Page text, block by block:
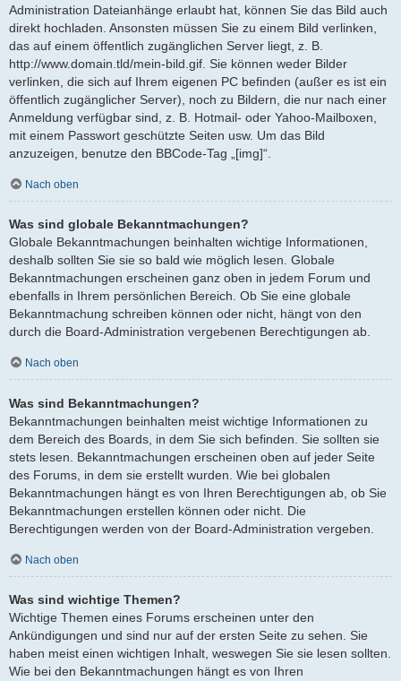
Administration Dateianhänge erlaubt hat, können Sie das Bild auch
direkt hochladen. Ansonsten müssen Sie zu einem Bild verlinken,
das auf einem öffentlich zugänglichen Server liegt, z. B.
http://www.domain.tld/mein-bild.gif. Sie können weder Bilder
verlinken, die sich auf Ihrem eigenen PC befinden (außer es ist ein
öffentlich zugänglicher Server), noch zu Bildern, die nur nach einer
Anmeldung verfügbar sind, z. B. Hotmail- oder Yahoo-Mailboxen,
mit einem Passwort geschützte Seiten usw. Um das Bild
anzuzeigen, benutze den BBCode-Tag „[img]“.
Nach oben
Was sind globale Bekanntmachungen?
Globale Bekanntmachungen beinhalten wichtige Informationen,
deshalb sollten Sie sie so bald wie möglich lesen. Globale
Bekanntmachungen erscheinen ganz oben in jedem Forum und
ebenfalls in Ihrem persönlichen Bereich. Ob Sie eine globale
Bekanntmachung schreiben können oder nicht, hängt von den
durch die Board-Administration vergebenen Berechtigungen ab.
Nach oben
Was sind Bekanntmachungen?
Bekanntmachungen beinhalten meist wichtige Informationen zu
dem Bereich des Boards, in dem Sie sich befinden. Sie sollten sie
stets lesen. Bekanntmachungen erscheinen oben auf jeder Seite
des Forums, in dem sie erstellt wurden. Wie bei globalen
Bekanntmachungen hängt es von Ihren Berechtigungen ab, ob Sie
Bekanntmachungen erstellen können oder nicht. Die
Berechtigungen werden von der Board-Administration vergeben.
Nach oben
Was sind wichtige Themen?
Wichtige Themen eines Forums erscheinen unter den
Ankündigungen und sind nur auf der ersten Seite zu sehen. Sie
haben meist einen wichtigen Inhalt, weswegen Sie sie lesen sollten.
Wie bei den Bekanntmachungen hängt es von Ihren